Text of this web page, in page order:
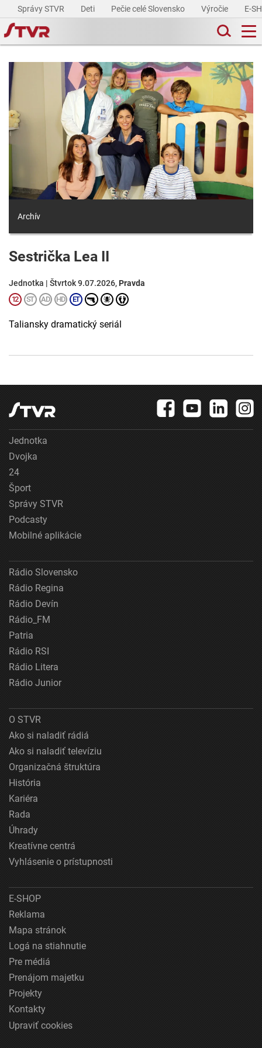
Správy STVR Deti Pečie celé Slovensko Výročie E-
Archív
Sestrička Lea II
Jednotka | Štvrtok 9.07.2026, Pravda
Taliansky dramatický seriál
Jednotka
Dvojka
24
Šport
Správy STVR
Podcasty
Mobilné aplikácie
Rádio Slovensko
Rádio Regina
Rádio Devín
Rádio_FM
Patria
Rádio RSI
Rádio Litera
Rádio Junior
O STVR
Ako si naladiť rádiá
Ako si naladiť televíziu
Organizačná štruktúra
História
Kariéra
Rada
Úhrady
Kreatívne centrá
Vyhlásenie o prístupnosti
E-SHOP
Reklama
Mapa stránok
Logá na stiahnutie
Pre médiá
Prenájom majetku
Projekty
Kontakty
Upraviť cookies